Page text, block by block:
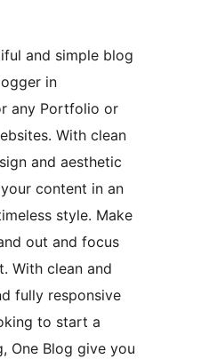
and simple blog
in
any Portfolio or
With clean
and aesthetic
content in an
style. Make
out and focus
With clean and
fully responsive
to start a
One Blog give you